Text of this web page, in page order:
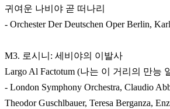
귀여운 나비야 곧 떠나리
- Orchester Der Deutschen Oper Berlin,
M3. 로시니: 세비야의 이발사
Largo Al Factotum (나는 이 거리의 만능
- London Symphony Orchestra, Claudio
Theodor Guschlbauer, Teresa Berganza,